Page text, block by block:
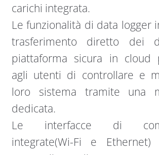
carichi integrata.
Le funzionalità di data logger
trasferimento diretto dei
piattaforma sicura in cloud
agli utenti di controllare e
loro sistema tramite una
dedicata.
Le interfacce di
integrate(Wi-Fi e